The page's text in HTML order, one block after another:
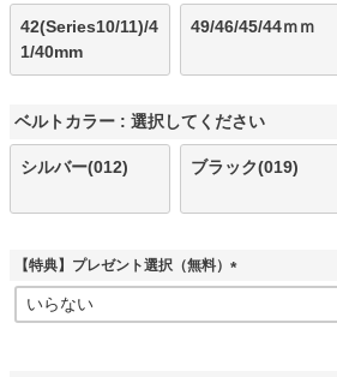
42(Series10/11)/4
1/40mm
49/46/45/44ｍｍ
ベルトカラー 選択してください
シルバー(012) ブラック(019)
【特典】プレゼント選択（無料）
(